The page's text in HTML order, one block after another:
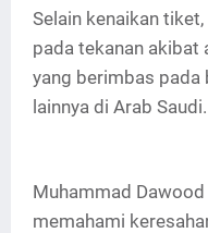
Selain kenaikan
pada tekanan akibat
yang berimbas pada
lainnya di Arab Saudi.
Muhammad
memahami